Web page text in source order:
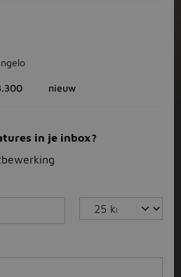
nieuw
in je inbox?